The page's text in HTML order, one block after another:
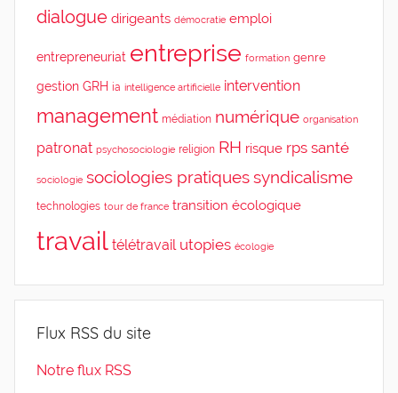
dialogue dirigeants démocratie emploi
entrepreneuriat entreprise formation genre
gestion GRH ia intelligence artificielle intervention
management médiation numérique organisation
patronat psychosociologie religion RH risque rps santé
sociologie sociologies pratiquessyndicalisme
technologies tour de france transition écologique
travail télétravail utopies écologie
Flux RSS du site
Notre flux RSS